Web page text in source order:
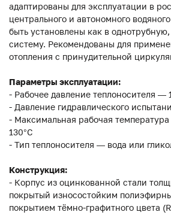
адаптированы для эксплуатации в
центрального и автономного
быть установлены как в
систему. Рекомендованы для
отопления с принудительной
Параметры эксплуатации:
- Рабочее давление теплоносителя —
- Давление гидравлического
- Максимальная рабочая
130°С
- Тип теплоносителя — вода или
Конструкция:
- Корпус из оцинкованной стали
покрытый износостойким
покрытием тёмно-графитного цвета